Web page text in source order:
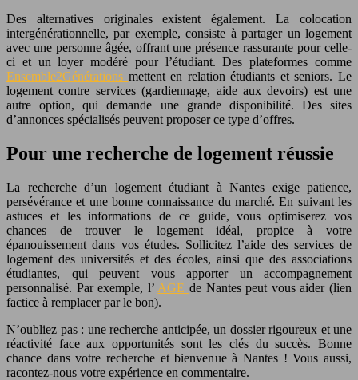
Des alternatives originales existent également. La colocation
intergénérationnelle, par exemple, consiste à partager un logement
avec une personne âgée, offrant une présence rassurante pour celle-
ci et un loyer modéré pour l’étudiant. Des plateformes comme
Ensemble2Générations mettent en relation étudiants et seniors. Le
logement contre services (gardiennage, aide aux devoirs) est une
autre option, qui demande une grande disponibilité. Des sites
d’annonces spécialisés peuvent proposer ce type d’offres.
Pour une recherche de logement réussie
La recherche d’un logement étudiant à Nantes exige patience,
persévérance et une bonne connaissance du marché. En suivant les
astuces et les informations de ce guide, vous optimiserez vos
chances de trouver le logement idéal, propice à votre
épanouissement dans vos études. Sollicitez l’aide des services de
logement des universités et des écoles, ainsi que des associations
étudiantes, qui peuvent vous apporter un accompagnement
personnalisé. Par exemple, l’ AGEde Nantes peut vous aider (lien
factice à remplacer par le bon).
N’oubliez pas : une recherche anticipée, un dossier rigoureux et une
réactivité face aux opportunités sont les clés du succès. Bonne
chance dans votre recherche et bienvenue à Nantes ! Vous aussi,
racontez-nous votre expérience en commentaire.